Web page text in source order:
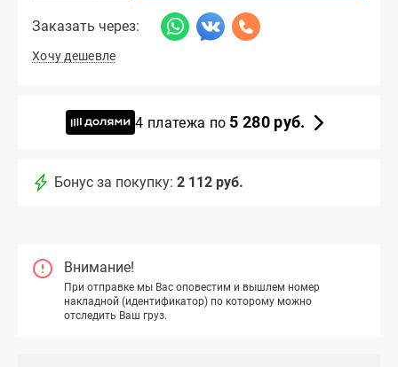
Заказать через:
Хочу дешевле
4 платежа по 5 280 руб.
Бонус за покупку: 2 112 руб.
Внимание!
При отправке мы Вас оповестим и вышлем номер
накладной (идентификатор) по которому можно
отследить Ваш груз.